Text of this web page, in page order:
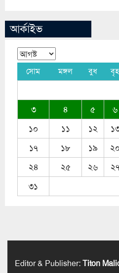
আর্কাইভ
সোম মঙ্গল বুধ বৃহ
৩
৪ ৫ ৬
১০
১১ ১২
১৭
১৮ ১৯ ২০
২৪
২৫ ২৬
৩১
Editor & Publisher:Titon